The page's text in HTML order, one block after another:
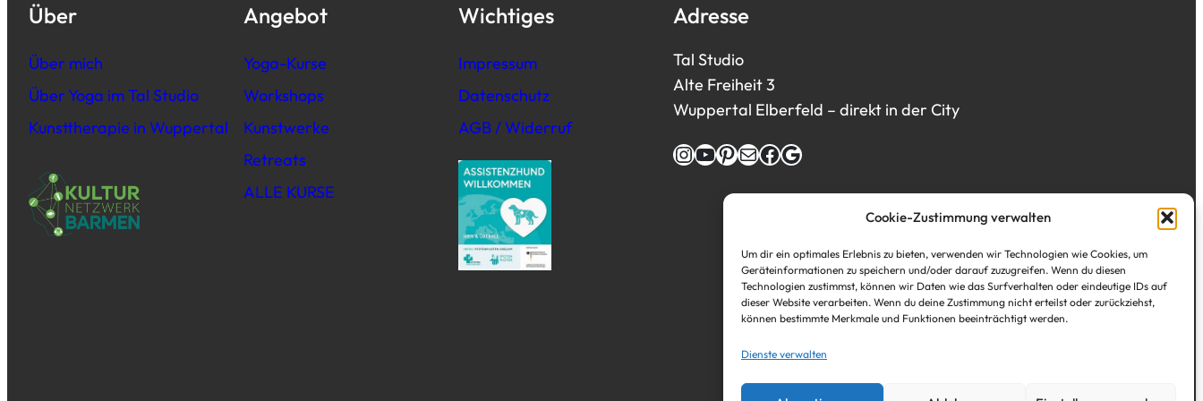
Cookie-Zustimmung verwalten
Um dir ein optimales Erlebnis zu bieten, verwenden wir Technologien wie Cookies, um
Geräteinformationen zu speichern und/oder darauf zuzugreifen. Wenn du diesen
Technologien zustimmst, können wir Daten wie das Surfverhalten oder eindeutige IDs auf
dieser Website verarbeiten. Wenn du deine Zustimmung nicht erteilst oder zurückziehst,
können bestimmte Merkmale und Funktionen beeinträchtigt werden.
Dienste verwalten
Über
Über mich
Über Yoga im Tal Studio
Kunsttherapie in Wuppertal
Angebot
Yoga-Kurse
Workshops
Kunstwerke
Retreats
ALLE KURSE
Wichtiges
Impressum
Datenschutz
AGB / Widerruf
Adresse
Tal Studio
Alte Freiheit 3
Wuppertal Elberfeld – direkt in der City
InstagramYouTube Pinterest E-Mail Facebook Google